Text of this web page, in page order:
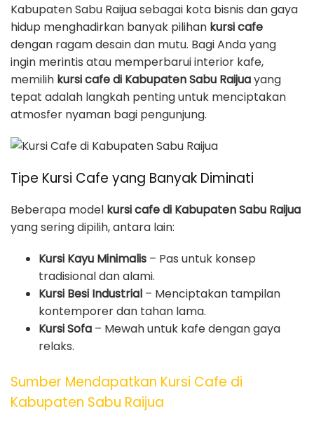
Kabupaten Sabu Raijua sebagai kota bisnis dan gaya
hidup menghadirkan banyak pilihan kursi cafe
dengan ragam desain dan mutu. Bagi Anda yang
ingin merintis atau memperbarui interior kafe,
memilih kursi cafe di Kabupaten Sabu Raijuayang
tepat adalah langkah penting untuk menciptakan
atmosfer nyaman bagi pengunjung.
Tipe Kursi Cafe yang Banyak Diminati
Beberapa model kursi cafe di Kabupaten Sabu Raijua
yang sering dipilih, antara lain:
Kursi Kayu Minimalis – Pas untuk konsep
tradisional dan alami.
Kursi Besi Industrial – Menciptakan tampilan
kontemporer dan tahan lama.
Kursi Sofa – Mewah untuk kafe dengan gaya
relaks.
Sumber Mendapatkan Kursi Cafe di
Kabupaten Sabu Raijua